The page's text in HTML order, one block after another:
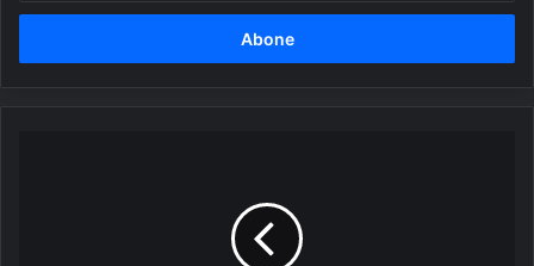
adresinizi